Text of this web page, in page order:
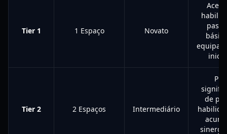
Tier 1 1 Espaço Novato
Tier 2 2 Espaços Intermediário
de